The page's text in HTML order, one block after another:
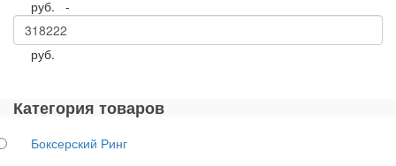
руб. -
руб.
Категория товаров
Боксерский Ринг